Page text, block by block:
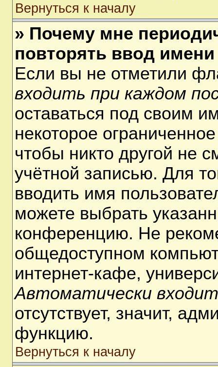
Вернуться к началу
» Почему мне
повторять ввод
Если вы не отметили
входить при каждом
оставаться под своим
некоторое
чтобы никто другой не
учётной записью. Для
вводить имя
можете выбрать
конференцию. Не
общедоступном
интернет-кафе,
Автоматически
отсутствует, значит,
функцию.
Вернуться к началу